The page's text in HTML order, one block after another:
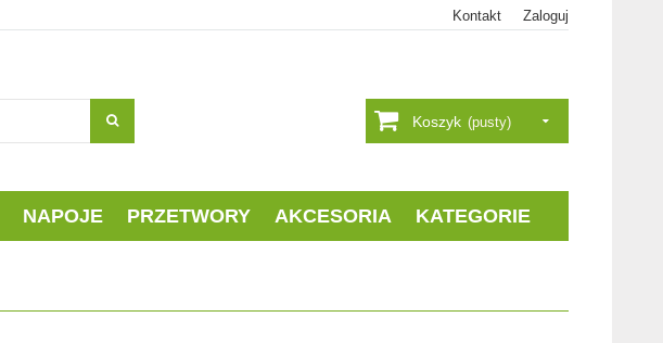
Zaloguj
Kontakt
Koszyk (pusty)
NAPOJE PRZETWORY AKCESORIA KATEGORIE